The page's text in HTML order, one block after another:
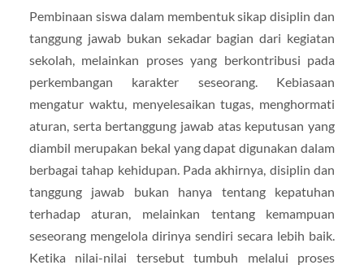
Pembinaan siswa dalam membentuk sikap disiplin dan
tanggung jawab bukan sekadar bagian dari kegiatan
sekolah, melainkan proses yang berkontribusi pada
perkembangan karakter seseorang. Kebiasaan
mengatur waktu, menyelesaikan tugas, menghormati
aturan, serta bertanggung jawab atas keputusan yang
diambil merupakan bekal yang dapat digunakan dalam
berbagai tahap kehidupan. Pada akhirnya, disiplin dan
tanggung jawab bukan hanya tentang kepatuhan
terhadap aturan, melainkan tentang kemampuan
seseorang mengelola dirinya sendiri secara lebih baik.
Ketika nilai-nilai tersebut tumbuh melalui proses